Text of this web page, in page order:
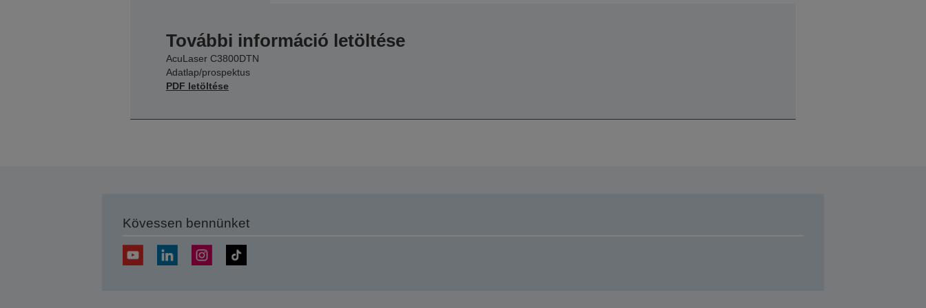
További információ letöltése
AcuLaser C3800DTN
Adatlap/prospektus
PDF letöltése
Kövessen bennünket